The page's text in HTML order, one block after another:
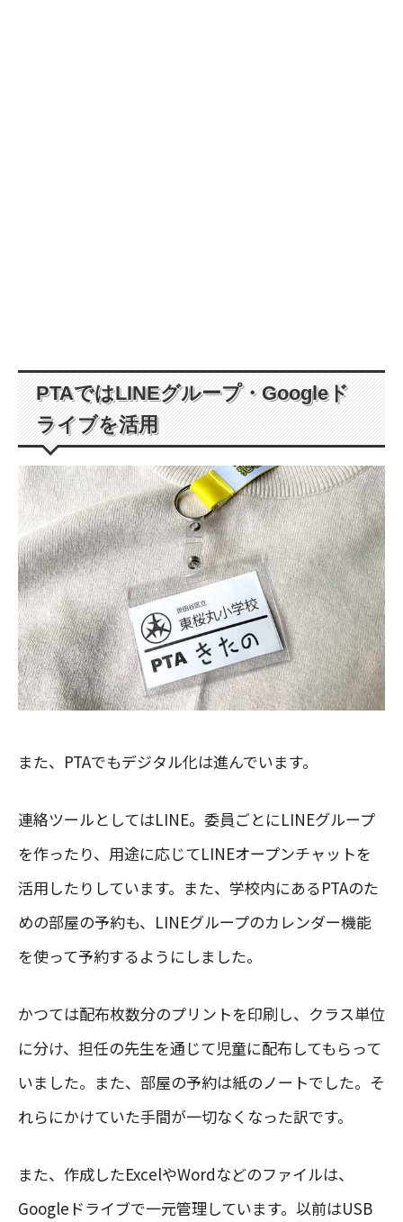
PTAではLINEグループ・Googleド
ライブを活用
また、PTAでもデジタル化は進んでいます。
連絡ツールとしてはLINE。委員ごとにLINEグループ
を作ったり、用途に応じてLINEオープンチャットを
活用したりしています。また、学校内にあるPTAのた
めの部屋の予約も、LINEグループのカレンダー機能
を使って予約するようにしました。
かつては配布枚数分のプリントを印刷し、クラス単位
に分け、担任の先生を通じて児童に配布してもらって
いました。また、部屋の予約は紙のノートでした。そ
れらにかけていた手間が一切なくなった訳です。
また、作成したExcelやWordなどのファイルは、
Googleドライブで一元管理しています。以前はUSB